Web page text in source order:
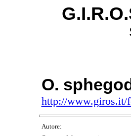
O.
http://www.giros.it/
Autore: